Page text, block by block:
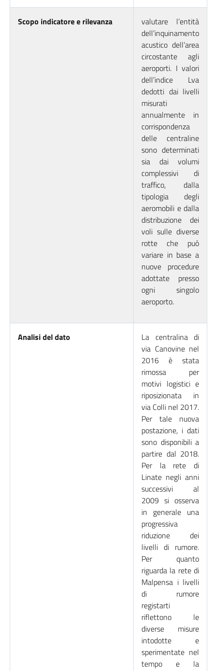
Scopo indicatore e rilevanza
valutare l’entità
dell’inquinamento
acustico dell’area
circostante agli
aeroporti. I valori
dell’indice Lva
dedotti dai livelli
misurati
annualmente in
corrispondenza
delle centraline
sono determinati
sia dai volumi
complessivi di
traffico, dalla
tipologia degli
aeromobili e dalla
distribuzione dei
voli sulle diverse
rotte che può
variare in base a
nuove procedure
adottate presso
ogni singolo
aeroporto.
Analisi del dato
La centralina di
via Canovine nel
2016 è stata
rimossa per
motivi logistici e
riposizionata in
via Colli nel 2017.
Per tale nuova
postazione, i dati
sono disponibili a
partire dal 2018.
Per la rete di
Linate negli anni
successivi al
2009 si osserva
in generale una
progressiva
riduzione dei
livelli di rumore.
Per quanto
riguarda la rete di
Malpensa i livelli
di rumore
registarti
riflettono le
diverse misure
intodotte e
sperimentate nel
tempo e la